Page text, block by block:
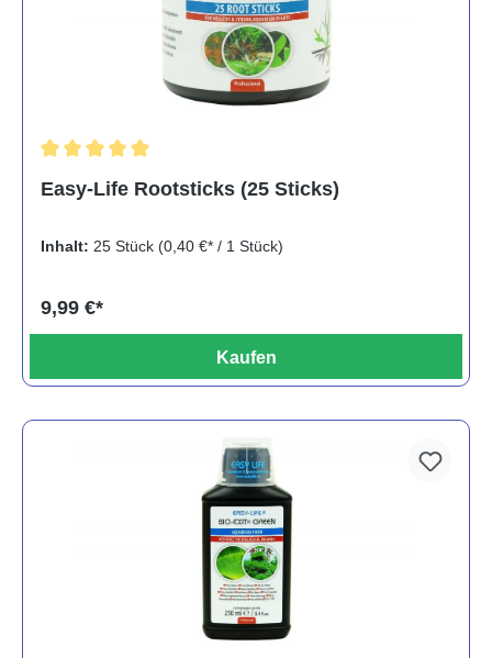
Easy-Life Rootsticks (25 Sticks)
Inhalt: 25 Stück (0,40 €* / 1 Stück)
9,99 €*
Kaufen